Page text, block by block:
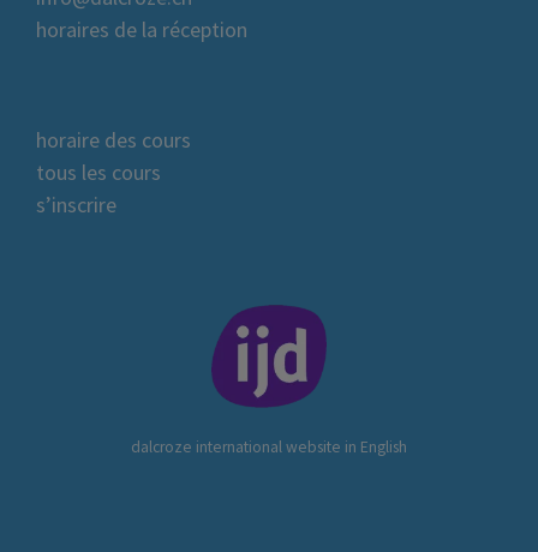
horaires de la réception
horaire des cours
tous les cours
s’inscrire
dalcroze international website in English